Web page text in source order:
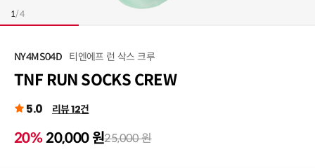
1/4
NY4MS04D 티엔에프 런 삭스 크루
TNF RUN SOCKS CREW
5.0 리뷰 12건
20% 20,000 원25,000 원